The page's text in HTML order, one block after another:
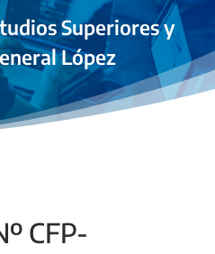
Superiores y
López
CFP-